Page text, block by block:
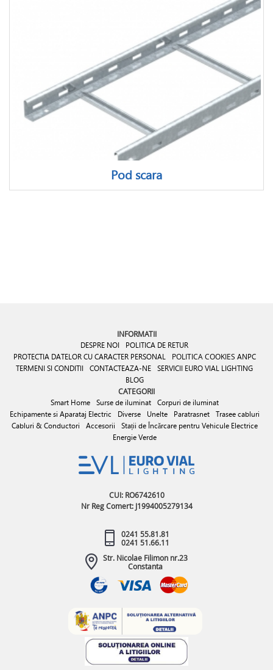
Pod scara
INFORMATII
DESPRE NOI
POLITICA DE RETUR
PROTECTIA DATELOR CU CARACTER PERSONAL
POLITICA COOKIES ANPC
TERMENI SI CONDITII
CONTACTEAZA-NE SERVICII EURO VIAL LIGHTING
BLOG
CATEGORII
Smart Home Surse de iluminat
Corpuri de iluminat
Echipamente si Aparataj Electric
Diverse Unelte Paratrasnet
Trasee cabluri
Cabluri & Conductori
Accesorii
Stații de Încărcare pentru Vehicule Electrice
Energie Verde
CUI: RO6742610
Nr Reg Comert: J1994005279134
0241 55.81.81
0241 51.66.11
Str. Nicolae Filimon nr.23
Constanta